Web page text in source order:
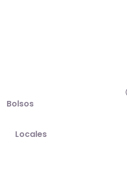
Bolsos
Locales